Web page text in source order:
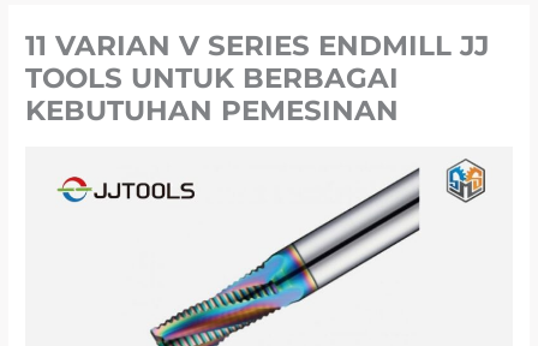
11 VARIAN V SERIES ENDMILL JJ
TOOLS UNTUK BERBAGAI
KEBUTUHAN PEMESINAN